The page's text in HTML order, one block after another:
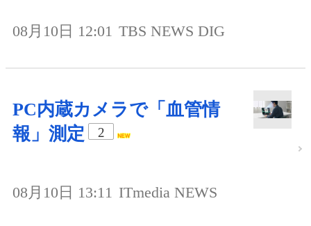
08月10日 12:01 TBS NEWS DIG
PC内蔵カメラで「血管情
報」測定
2
08月10日 13:11 ITmedia NEWS